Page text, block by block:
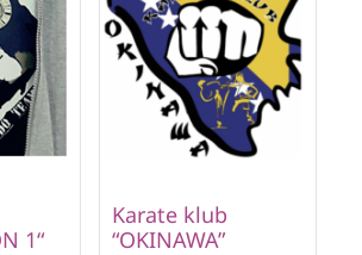
1“
Karate klub
“OKINAWA”